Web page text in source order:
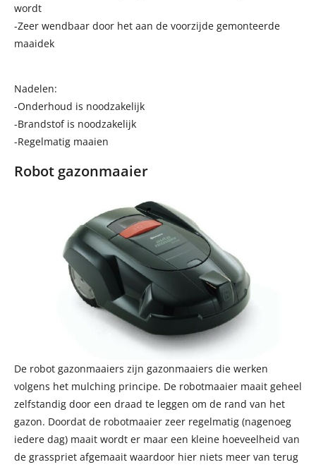
wordt
-Zeer wendbaar door het aan de voorzijde gemonteerde
maaidek
Nadelen:
-Onderhoud is noodzakelijk
-Brandstof is noodzakelijk
-Regelmatig maaien
Robot gazonmaaier
De robot gazonmaaiers zijn gazonmaaiers die werken
volgens het mulching principe. De robotmaaier maait geheel
zelfstandig door een draad te leggen om de rand van het
gazon. Doordat de robotmaaier zeer regelmatig (nagenoeg
iedere dag) maait wordt er maar een kleine hoeveelheid van
de grasspriet afgemaait waardoor hier niets meer van terug